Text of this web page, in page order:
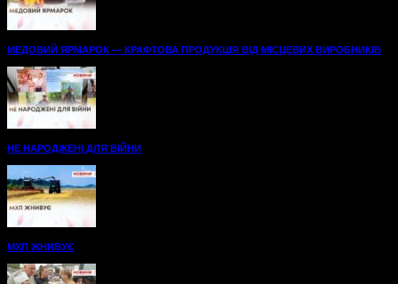
МЕДОВИЙ ЯРМАРОК — КРАФТОВА ПРОДУКЦІЯ ВІД МІСЦЕВИХ ВИРОБНИКІВ
НЕ НАРОДЖЕНІ ДЛЯ ВІЙНИ
МХП ЖНИВУЄ